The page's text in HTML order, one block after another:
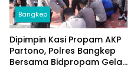
Bangkep
Dipimpin Kasi Propam AKP
Partono, Polres Bangkep
Bersama Bidpropam Gelar